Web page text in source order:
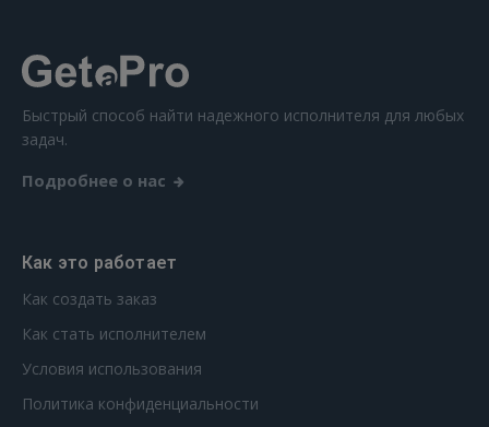
Быстрый способ найти надежного исполнителя для любых
задач.
Подробнее о нас
Как это работает
Как создать заказ
Как стать исполнителем
Условия использования
Политика конфиденциальности